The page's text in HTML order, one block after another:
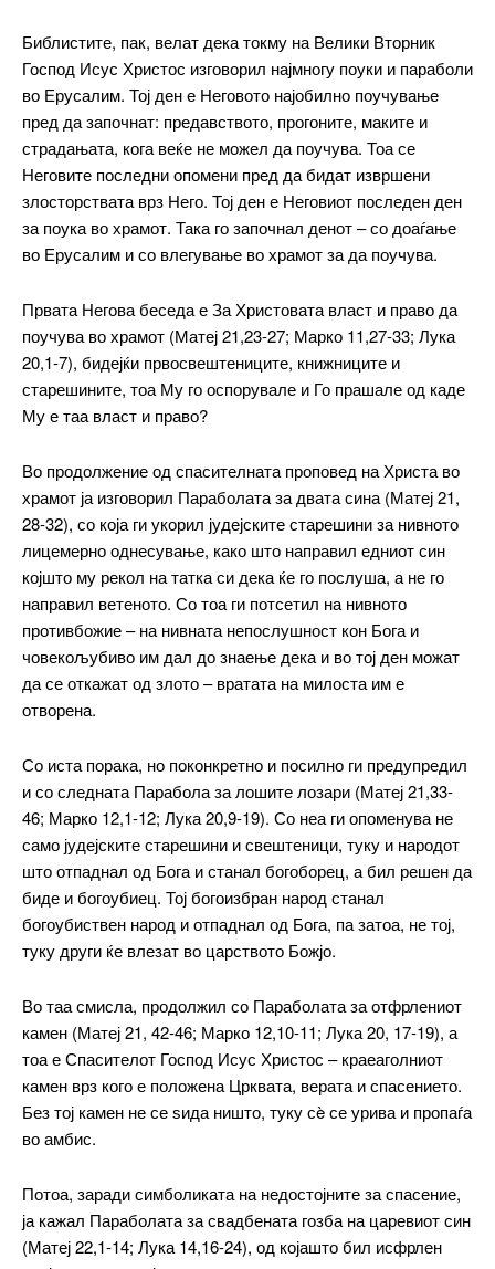
Библистите, пак, велат дека токму на Велики Вторник
Господ Исус Христос изговорил најмногу поуки и параболи
во Ерусалим. Тој ден е Неговото најобилно поучување
пред да започнат: предавството, прогоните, маките и
страдањата, кога веќе не можел да поучува. Тоа се
Неговите последни опомени пред да бидат извршени
злосторствата врз Него. Тој ден е Неговиот последен ден
за поука во храмот. Така го започнал денот – со доаѓање
во Ерусалим и со влегување во храмот за да поучува.
Првата Негова беседа е За Христовата власт и право да
поучува во храмот (Матеј 21,23-27; Марко 11,27-33; Лука
20,1-7), бидејќи првосвештениците, книжниците и
старешините, тоа Му го оспорувале и Го прашале од каде
Му е таа власт и право?
Во продолжение од спасителната проповед на Христа во
храмот ја изговорил Параболата за двата сина (Матеј 21,
28-32), со која ги укорил јудејските старешини за нивното
лицемерно однесување, како што направил едниот син
којшто му рекол на татка си дека ќе го послуша, а не го
направил ветеното. Со тоа ги потсетил на нивното
противбожие – на нивната непослушност кон Бога и
човекољубиво им дал до знаење дека и во тој ден можат
да се откажат од злото – вратата на милоста им е
отворена.
Со иста порака, но поконкретно и посилно ги предупредил
и со следната Парабола за лошите лозари (Матеј 21,33-
46; Марко 12,1-12; Лука 20,9-19). Со неа ги опоменува не
само јудејските старешини и свештеници, туку и народот
што отпаднал од Бога и станал богоборец, а бил решен да
биде и богоубиец. Тој богоизбран народ станал
богоубиствен народ и отпаднал од Бога, па затоа, не тој,
туку други ќе влезат во царството Божјо.
Во таа смисла, продолжил со Параболата за отфрлениот
камен (Матеј 21, 42-46; Марко 12,10-11; Лука 20, 17-19), а
тоа е Спасителот Господ Исус Христос – краеаголниот
камен врз кого е положена Црквата, верата и спасението.
Без тој камен не се ѕида ништо, туку сè се урива и пропаѓа
во амбис.
Потоа, заради симболиката на недостојните за спасение,
ја кажал Параболата за свадбената гозба на царевиот син
(Матеј 22,1-14; Лука 14,16-24), од којашто бил исфрлен